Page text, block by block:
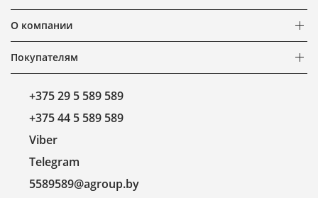
О компании
Покупателям
+375 29 5 589 589
+375 44 5 589 589
Viber
Telegram
5589589@agroup.by